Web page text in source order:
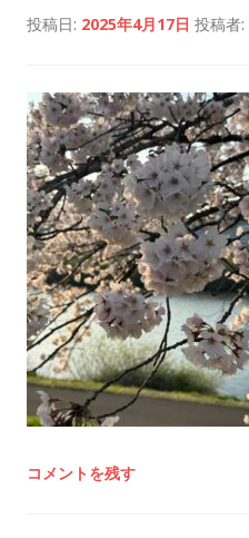
投稿日: 2025年4月17日 投稿者:
コメントを残す